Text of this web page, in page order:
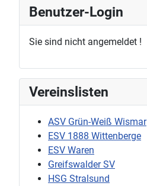
Benutzer-Login
Sie sind nicht angemeldet !
Vereinslisten
ASV Grün-Weiß Wismar
ESV 1888 Wittenberge
ESV Waren
Greifswalder SV
HSG Stralsund